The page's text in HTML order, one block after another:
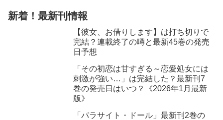
新着！最新刊情報
【彼女、お借りします】は打ち切りで
完結？連載終了の噂と最新45巻の発売
日予想
「その初恋は甘すぎる～恋愛処女には
刺激が強い…」は完結した？最新刊7
巻の発売日はいつ？《2026年1月最新
版》
「パラサイト・ドール」最新刊2巻の